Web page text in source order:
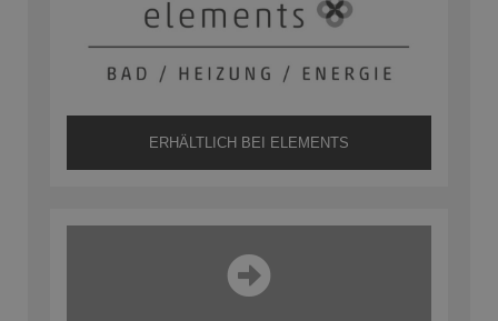
ERHÄLTLICH BEI ELEMENTS